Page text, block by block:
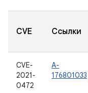
CVE Ссылки
CVE-
2021-
0472
A-
176801033